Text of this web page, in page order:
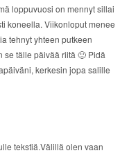
loppuvuosi on mennyt sillai
koneella. Viikonloput menee
tehnyt yhteen putkeen
se tälle päivää riitä 🙂 Pidä
kerkesin jopa salille
tekstiä.Välillä olen vaan